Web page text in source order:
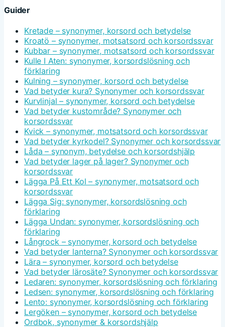
Guider
Kretade – synonymer, korsord och betydelse
Kroatö – synonymer, motsatsord och korsordssvar
Kubbar – synonymer, motsatsord och korsordssvar
Kulle I Aten: synonymer, korsordslösning och
förklaring
Kulning – synonymer, korsord och betydelse
Vad betyder kura? Synonymer och korsordssvar
Kurvlinjal – synonymer, korsord och betydelse
Vad betyder kustområde? Synonymer och
korsordssvar
Kvick – synonymer, motsatsord och korsordssvar
Vad betyder kyrkodel? Synonymer och korsordssvar
Låda – synonym, betydelse och korsordshjälp
Vad betyder lager på lager? Synonymer och
korsordssvar
Lägga På Ett Kol – synonymer, motsatsord och
korsordssvar
Lägga Sig: synonymer, korsordslösning och
förklaring
Lägga Undan: synonymer, korsordslösning och
förklaring
Långrock – synonymer, korsord och betydelse
Vad betyder lanterna? Synonymer och korsordssvar
Lära – synonymer, korsord och betydelse
Vad betyder lärosäte? Synonymer och korsordssvar
Ledaren: synonymer, korsordslösning och förklaring
Ledsen: synonymer, korsordslösning och förklaring
Lento: synonymer, korsordslösning och förklaring
Lergöken – synonymer, korsord och betydelse
Ordbok, synonymer & korsordshjälp